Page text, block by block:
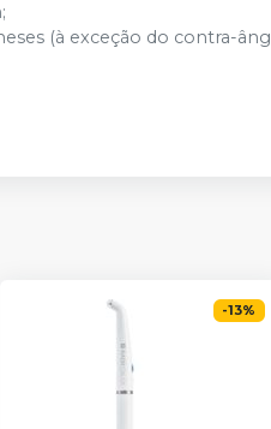
(à exceção do contra-
-13%